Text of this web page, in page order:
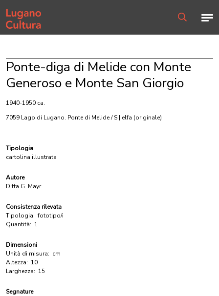
Home page
Ponte-diga di Melide con Monte
Generoso e Monte San Giorgio
1940-1950 ca.
7059 Lago di Lugano. Ponte di Melide / S | elfa (originale)
Tipologia
cartolina illustrata
Autore
Ditta G. Mayr
Consistenza rilevata
Tipologia: fototipo/i
Quantità: 1
Dimensioni
Unità di misura: cm
Altezza: 10
Larghezza: 15
Segnature